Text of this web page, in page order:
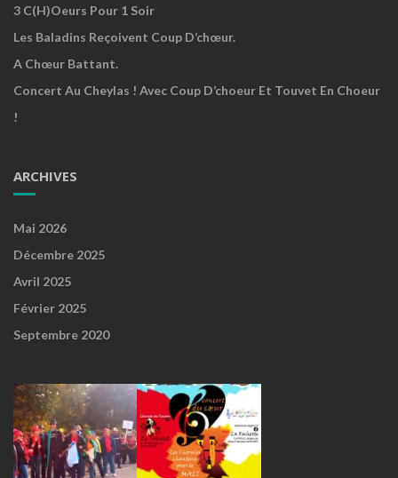
3 C(h)oeurs Pour 1 Soir
Les Baladins Reçoivent Coup D’chœur.
A Chœur Battant.
Concert Au Cheylas ! Avec Coup D’choeur Et Touvet En Choeur
!
ARCHIVES
Mai 2026
Décembre 2025
Avril 2025
Février 2025
Septembre 2020